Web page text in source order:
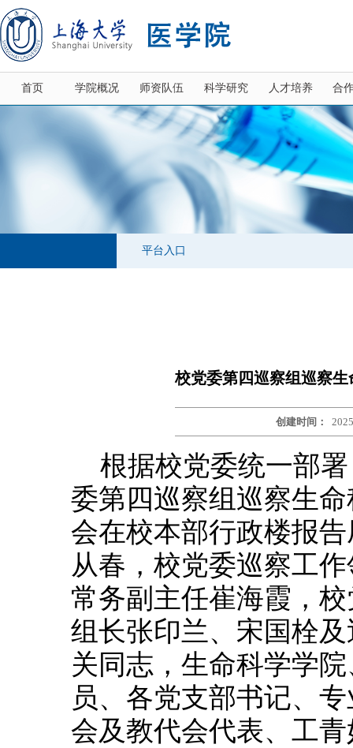
首页 学院概况 师资队伍 科学研究 人才培养 合
平台入口
校党委第四巡察组巡察
创建时间：
根据校党委统一部
委第四巡察组巡察生
会在校本部行政楼报
从春，校党委巡察工
常务副主任崔海霞，
组长张印兰、宋国栓
关同志，生命科学学
员、各党支部书记、
会及教代会代表、工